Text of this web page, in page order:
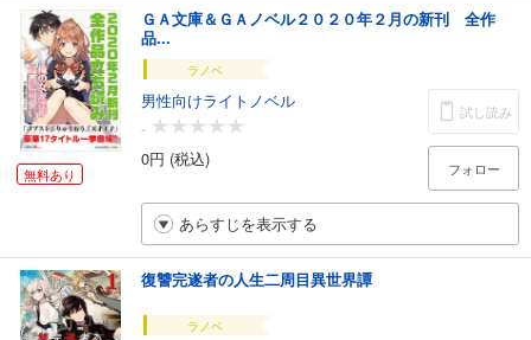
無料あり
ＧＡ文庫＆ＧＡノベル２０２０年２月の新刊 全作
品...
ラノベ
男性向けライトノベル
-
0円 (税込)
試し読み
フォロー
あらすじを表示する
復讐完遂者の人生二周目異世界譚
ラノベ